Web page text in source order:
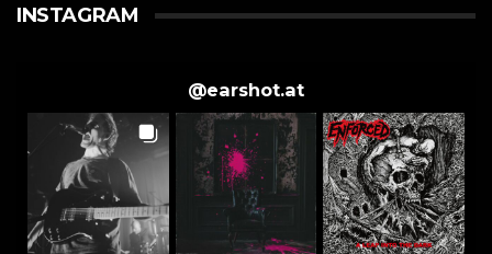
INSTAGRAM
@earshot.at